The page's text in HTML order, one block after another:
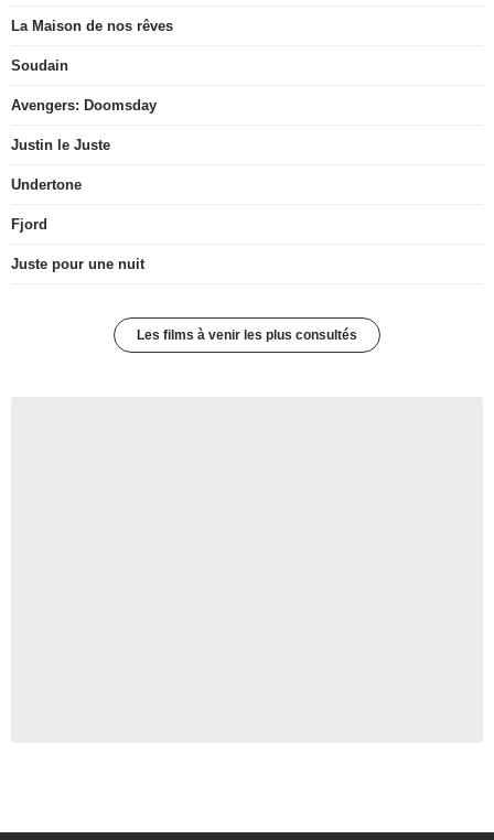
La Maison de nos rêves
Soudain
Avengers: Doomsday
Justin le Juste
Undertone
Fjord
Juste pour une nuit
Les films à venir les plus consultés